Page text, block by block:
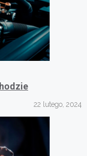
22 lutego, 2024